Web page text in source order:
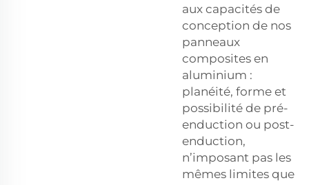
aux capacités de
conception de nos
panneaux
composites en
aluminium :
planéité, forme et
possibilité de pré-
enduction ou post-
enduction,
n’imposant pas les
mêmes limites que